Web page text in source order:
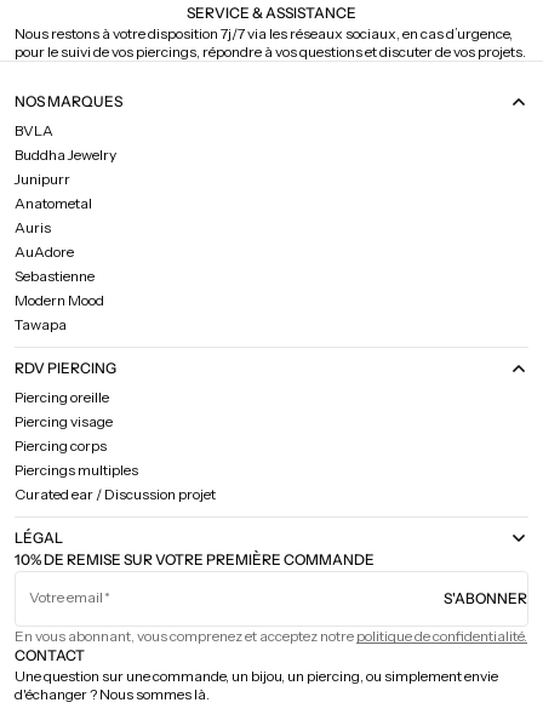
SERVICE & ASSISTANCE
Nous restons à votre disposition 7j/7 via les réseaux sociaux, en cas d’urgence,
pour le suivi de vos piercings, répondre à vos questions et discuter de vos projets.
10% DE REMISE SUR VOTRE PREMIÈRE COMMANDE
Votre email S'ABONNER
En vous abonnant, vous comprenez et acceptez notre politique de confidentialité.
NOS MARQUES
BVLA
Buddha Jewelry
Junipurr
Anatometal
Auris
AuAdore
Sebastienne
Modern Mood
Tawapa
RDV PIERCING
Piercing oreille
Piercing visage
Piercing corps
Piercings multiples
Curated ear / Discussion projet
LÉGAL
CONTACT
Une question sur une commande, un bijou, un piercing, ou simplement envie
d'échanger ? Nous sommes là.